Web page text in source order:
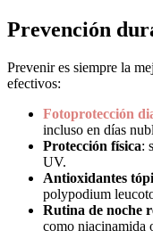
Prevención
Prevenir es siempre la
efectivos:
Fotoprotección
incluso en días
Protección física:
UV.
Antioxidantes
polypodium
Rutina de noche
como niacinamida